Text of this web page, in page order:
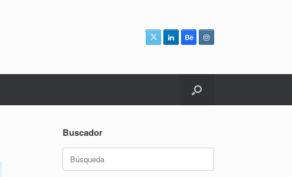
Buscador
Buscar: